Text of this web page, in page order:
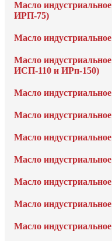
Масло
ИРП-75)
Масло
Масло
ИСП-110 и ИРп-150)
Масло
Масло
Масло
Масло
Масло
Масло
Масло